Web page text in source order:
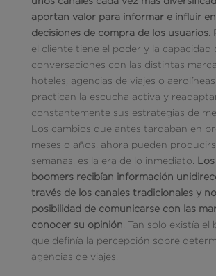
aportan valor para informar e influir
decisiones de compra de los usuarios.
el cliente tiene el poder y la capacidad
conversaciones con las distintas
hoteles, agencias de viajes o
practican la escucha activa y
constantemente sus estrategias de
Los cambios que antes tardaban en
meses o años, ahora pueden
semanas, es la era de lo inmediato.
boomers recibían información
través de los canales tradicionales y
posibilidad de comunicarse con las
conocer su opinión . Tan solo existía el
que definía la percepción sobre
agencias de viajes.